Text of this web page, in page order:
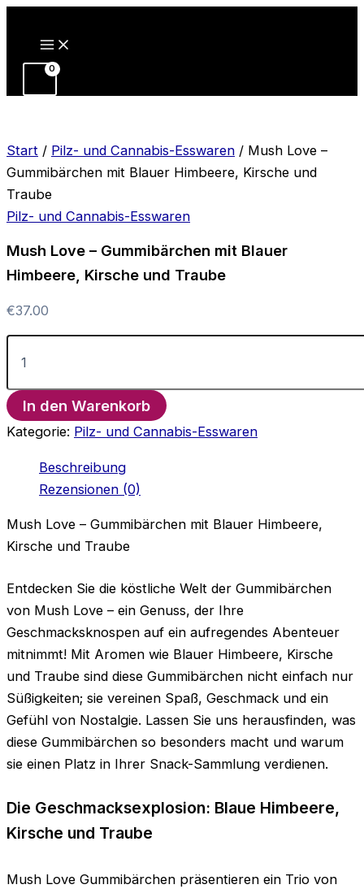
Inhalt
springen
Start / Pilz- und Cannabis-Esswaren / Mush Love –
Gummibärchen mit Blauer Himbeere, Kirsche und
Traube
Pilz- und Cannabis-Esswaren
Mush Love – Gummibärchen mit Blauer
Himbeere, Kirsche und Traube
€37.00
Mush
Love
Gummibärchen
mit
Blauer
Himbeere,
Traube
In den Warenkorb
Kategorie: Pilz- und Cannabis-Esswaren
Beschreibung
Rezensionen (0)
Mush Love – Gummibärchen mit Blauer Himbeere,
Kirsche und Traube
Entdecken Sie die köstliche Welt der Gummibärchen
von Mush Love – ein Genuss, der Ihre
Geschmacksknospen auf ein aufregendes Abenteuer
mitnimmt! Mit Aromen wie Blauer Himbeere, Kirsche
und Traube sind diese Gummibärchen nicht einfach nur
Süßigkeiten; sie vereinen Spaß, Geschmack und ein
Gefühl von Nostalgie. Lassen Sie uns herausfinden, was
diese Gummibärchen so besonders macht und warum
sie einen Platz in Ihrer Snack-Sammlung verdienen.
Die Geschmacksexplosion: Blaue Himbeere,
Kirsche und Traube
Mush Love Gummibärchen präsentieren ein Trio von